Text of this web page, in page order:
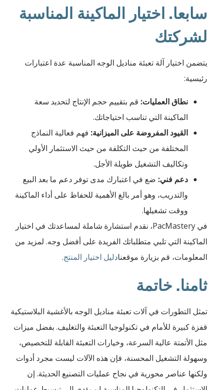
سابعا. اختيار الماكينة المناسبة
لشركتك
يتضمن اختيار آلة تعبئة مناديل الوجه المناسبة عدة اعتبارات
رئيسية:
نطاق العمليات: قم بتقييم حجم الإنتاج لتحديد سعة
الماكينة التي تناسب احتياجاتك.
القيود المفروضة على الميزانية: فهم فعالية النماذج
المختلفة من حيث التكلفة من حيث الاستثمار الأولي
وتكاليف التشغيل طويلة الأجل.
دعم فني: ضع في اعتبارك مدى توفر دعم ما بعد البيع
والتدريب، وهو أمر بالغ الأهمية للحفاظ على أداء الماكينة
ووقت تشغيلها.
في PacMastery، نقدم استشارة شاملة لمساعدتك في اختيار
الماكينة التي تلبي متطلباتك الفريدة على أفضل وجه. لمزيد من
المعلومات، قم بزيارة موقعنادليل اختيار المنتج.
ثامنا. خاتمة
تمثل التطورات في آلات تعبئة مناديل الوجه بالأغشية البلاستيكية
قفزة كبيرة للأمام في تكنولوجيا التعبئة والتغليف. بفضل ميزات
مثل الأتمتة عالية السرعة، وخيارات التعبئة القابلة للتخصيص،
وسهولة التشغيل المحسنة، فإن هذه الآلات ليست مجرد أدوات
ولكنها عناصر محورية في نجاح عمليات التصنيع الحديثة. إن